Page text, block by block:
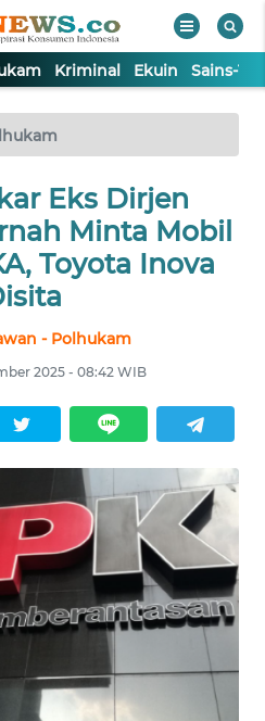
Kriminal Ekuin Sains-
Eks Dirjen
Minta Mobil
Toyota Inova
- Polhukam
2025 - 08:42 WIB